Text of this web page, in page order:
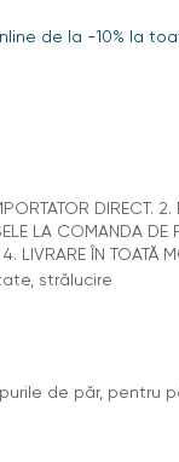
de la -10% la
DIRECT.
LA COMANDA DE
4. LIVRARE ÎN TOATĂ
strălucire
de păr, рentru